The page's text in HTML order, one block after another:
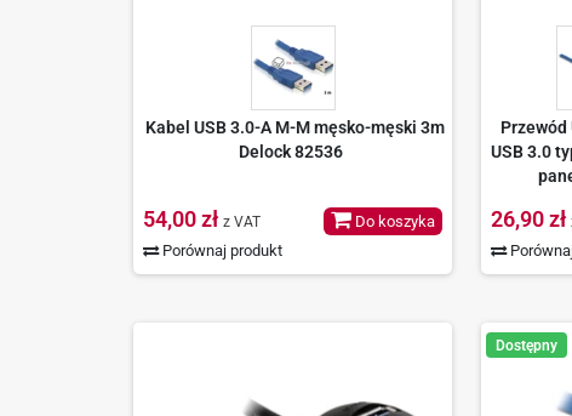
Kabel USB 3.0-A M-M męsko-męski 3m
Delock 82536
54,00 zł z VAT
Porównaj produkt
Do koszyka
Przewód
USB 3.0
26,90 zł
Dostępny